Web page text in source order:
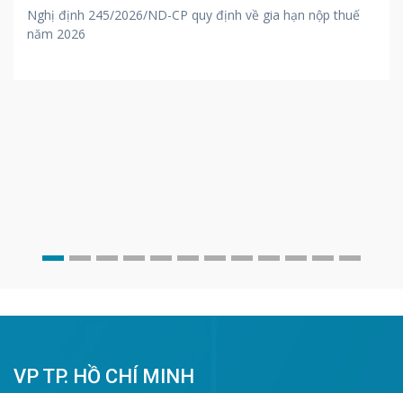
Nghị định 245/2026/ND-CP quy định về gia hạn nộp thuế
năm 2026
VP TP. HỒ CHÍ MINH